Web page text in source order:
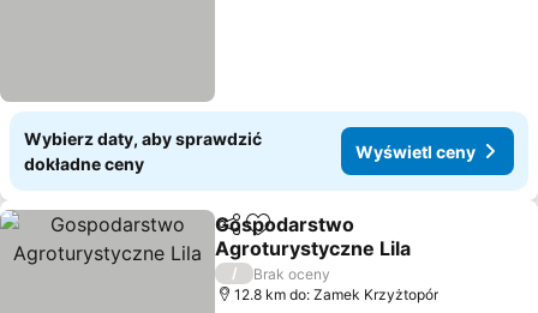
Wybierz daty, aby sprawdzić
dokładne ceny
Wyświetl ceny
Udostępnij
Dodaj do ulubionych
Gospodarstwo
Agroturystyczne Lila
/
Brak oceny
12.8 km do: Zamek Krzyżtopór